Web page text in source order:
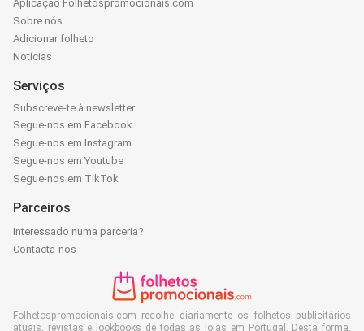
Aplicação Folhetospromocionais.com
Sobre nós
Adicionar folheto
Notícias
Serviços
Subscreve-te à newsletter
Segue-nos em Facebook
Segue-nos em Instagram
Segue-nos em Youtube
Segue-nos em TikTok
Parceiros
Interessado numa parceria?
Contacta-nos
Folhetospromocionais.com recolhe diariamente os folhetos publicitários
atuais, revistas e lookbooks de todas as lojas em Portugal. Desta forma,